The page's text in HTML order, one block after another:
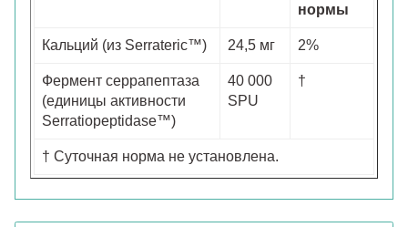
нормы
Кальций (из Serrateric™) 24,5 мг 2%
Фермент серрапептаза
(единицы активности
Serratiopeptidase™)
40 000
SPU
†
† Суточная норма не установлена.